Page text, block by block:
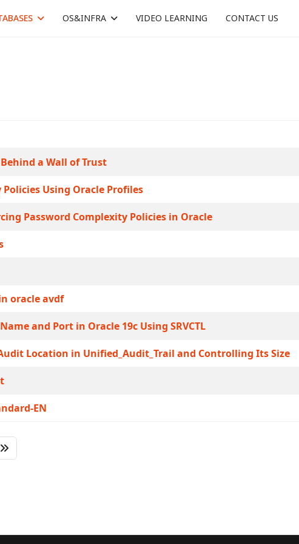
OS&INFRA VIDEO LEARNING CONTACT US
a Wall of Trust
Using Oracle Profiles
Password Complexity Policies in Oracle
oracle avdf
and Port in Oracle 19c Using SRVCTL
Location in Unified_Audit_Trail and Controlling Its Size
EN